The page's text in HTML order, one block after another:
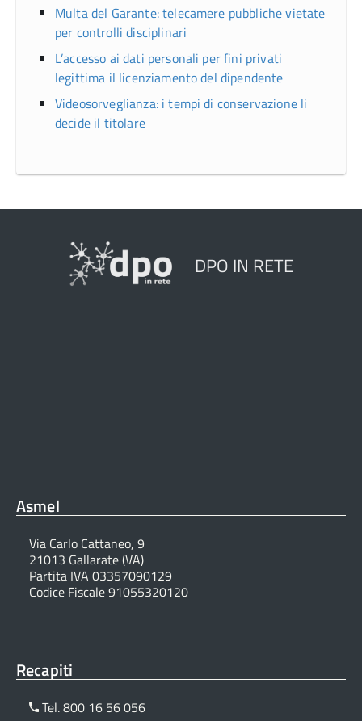
Multa del Garante: telecamere pubbliche vietate
per controlli disciplinari
L’accesso ai dati personali per fini privati
legittima il licenziamento del dipendente
Videosorveglianza: i tempi di conservazione li
decide il titolare
DPO IN RETE
Asmel
Via Carlo Cattaneo, 9
21013 Gallarate (VA)
Partita IVA 03357090129
Codice Fiscale 91055320120
Recapiti
Tel. 800 16 56 056